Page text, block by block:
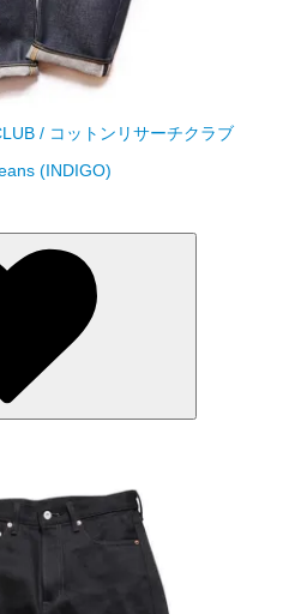
/ コットンリサーチクラブ
(INDIGO)